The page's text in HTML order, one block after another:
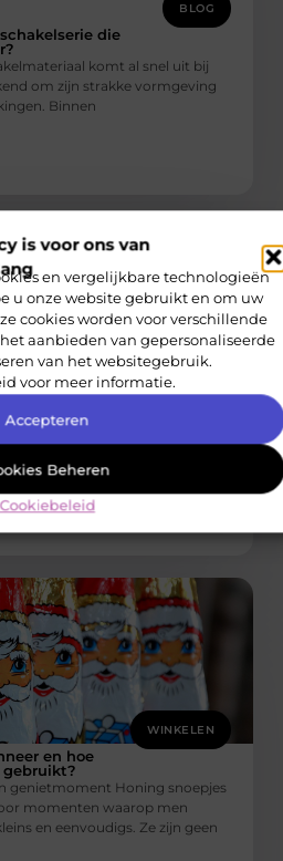
is voor ons van
en vergelijkbare technologieën
u onze website gebruikt en om uw
cookies worden voor verschillende
aanbieden van gepersonaliseerde
van het websitegebruik.
voor meer informatie.
Accepteren
Beheren
Cookiebeleid
BLOG
die
komt al snel uit bij
om zijn strakke vormgeving
Binnen
ZAKELIJK
om zoekmachine
gevonden willen worden
linkbuilding als onderdeel van
zoekmachines zoals Google
WINKELEN
en hoe
gebruikt?
genietmoment Honing snoepjes
momenten waarop men
en eenvoudigs. Ze zijn geen